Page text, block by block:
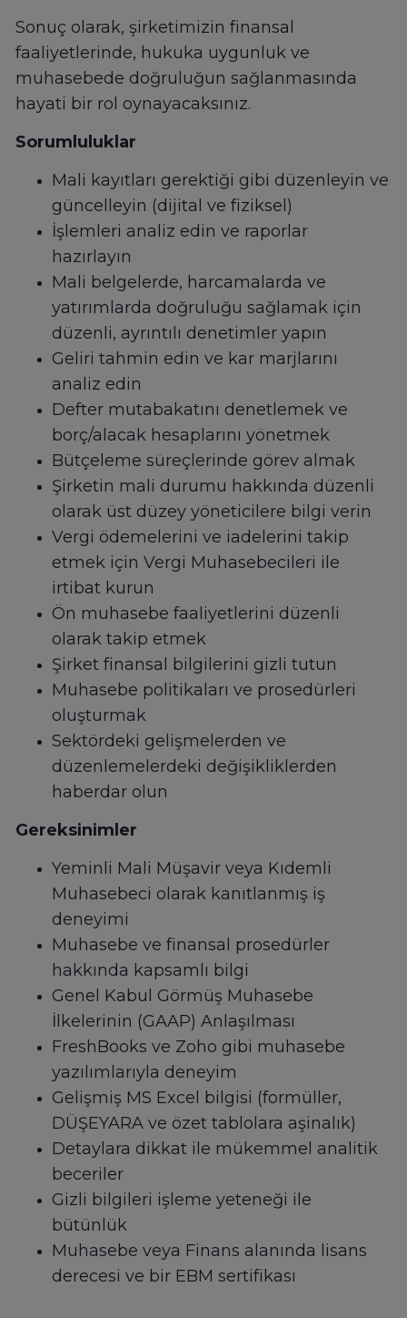
Sonuç olarak, şirketimizin finansal
faaliyetlerinde, hukuka uygunluk ve
muhasebede doğruluğun sağlanmasında
hayati bir rol oynayacaksınız.
Sorumluluklar
Mali kayıtları gerektiği gibi düzenleyin ve
güncelleyin (dijital ve fiziksel)
İşlemleri analiz edin ve raporlar
hazırlayın
Mali belgelerde, harcamalarda ve
yatırımlarda doğruluğu sağlamak için
düzenli, ayrıntılı denetimler yapın
Geliri tahmin edin ve kar marjlarını
analiz edin
Defter mutabakatını denetlemek ve
borç/alacak hesaplarını yönetmek
Bütçeleme süreçlerinde görev almak
Şirketin mali durumu hakkında düzenli
olarak üst düzey yöneticilere bilgi verin
Vergi ödemelerini ve iadelerini takip
etmek için Vergi Muhasebecileri ile
irtibat kurun
Ön muhasebe faaliyetlerini düzenli
olarak takip etmek
Şirket finansal bilgilerini gizli tutun
Muhasebe politikaları ve prosedürleri
oluşturmak
Sektördeki gelişmelerden ve
düzenlemelerdeki değişikliklerden
haberdar olun
Gereksinimler
Yeminli Mali Müşavir veya Kıdemli
Muhasebeci olarak kanıtlanmış iş
deneyimi
Muhasebe ve finansal prosedürler
hakkında kapsamlı bilgi
Genel Kabul Görmüş Muhasebe
İlkelerinin (GAAP) Anlaşılması
FreshBooks ve Zoho gibi muhasebe
yazılımlarıyla deneyim
Gelişmiş MS Excel bilgisi (formüller,
DÜŞEYARA ve özet tablolara aşinalık)
Detaylara dikkat ile mükemmel analitik
beceriler
Gizli bilgileri işleme yeteneği ile
bütünlük
Muhasebe veya Finans alanında lisans
derecesi ve bir EBM sertifikası